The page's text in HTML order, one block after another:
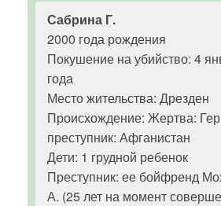
Сабрина Г.
2000 года рождения
Покушение на убийство: 4
года
Место жительства: Дрезден
Происхождение: Жертва:
преступник: Афганистан
Дети: 1 грудной ребенок
Преступник: ее бойфренд
А. (25 лет на момент